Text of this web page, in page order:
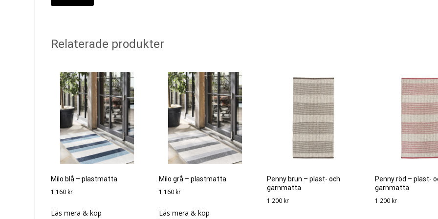
Relaterade produkter
Milo blå – plastmatta
1 160 kr
Läs mera & köp
Milo grå – plastmatta
1 160 kr
Läs mera & köp
Penny brun – plast- och
garnmatta
1 200 kr
Penny röd – plast-
garnmatta
1 200 kr